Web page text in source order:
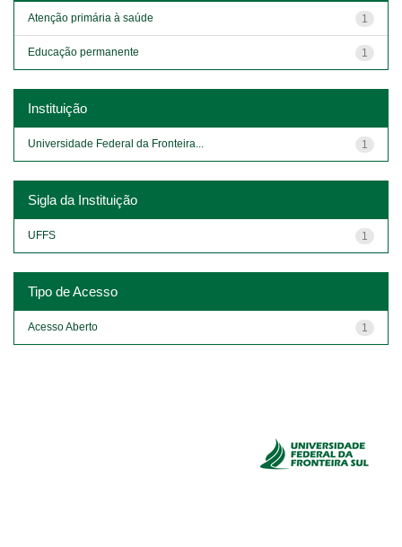
1
Atenção primária à saúde
1
Educação permanente
Instituição
1
Universidade Federal da Fronteira...
Sigla da Instituição
1
UFFS
Tipo de Acesso
1
Acesso Aberto